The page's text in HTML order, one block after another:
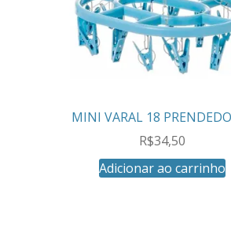
MINI VARAL 18
R$34,50
Adicionar ao carrinho